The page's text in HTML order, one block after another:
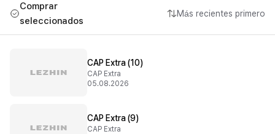
Comprar
seleccionados
Más recientes primero
CAP Extra (10)
CAP Extra
05.08.2026
CAP Extra (9)
CAP Extra